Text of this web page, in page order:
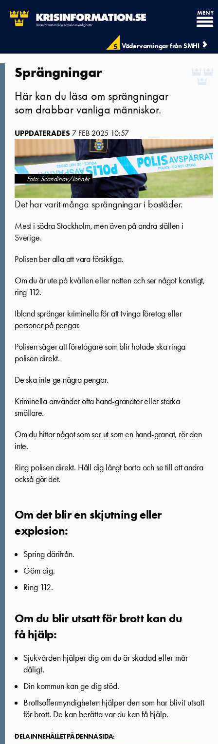
5 Vädervarningar från SMHI
MENY
Sprängningar
Här kan du läsa om sprängningar
som drabbar vanliga människor.
UPPDATERADES 7 FEB 2025 10:57
Foto: Scandinav/Johnér
Det har varit många sprängningar i bostäder.
Mest i södra Stockholm, men även på andra ställen i
Sverige.
Polisen ber alla att vara försiktiga.
Om du är ute på kvällen eller natten och ser något konstigt,
ring 112.
Ibland spränger kriminella för att tvinga företag eller
personer på pengar.
Polisen säger att företagare som blir hotade ska ringa
polisen direkt.
De ska inte ge några pengar.
Kriminella använder ofta hand-granater eller starka
smällare.
Om du hittar något som ser ut som en hand-granat, rör den
inte.
Ring polisen direkt. Håll dig långt borta och se till att andra
också gör det.
Om det blir en skjutning eller
explosion:
Spring därifrån.
Göm dig.
Ring 112.
Om du blir utsatt för brott kan du
få hjälp:
Sjukvården hjälper dig om du är skadad eller mår
dåligt.
Din kommun kan ge dig stöd.
Brottsoffermyndigheten hjälper den som har blivit utsatt
för brott. De kan berätta var du kan få hjälp.
DELA INNEHÅLLET PÅ DENNA SIDA: